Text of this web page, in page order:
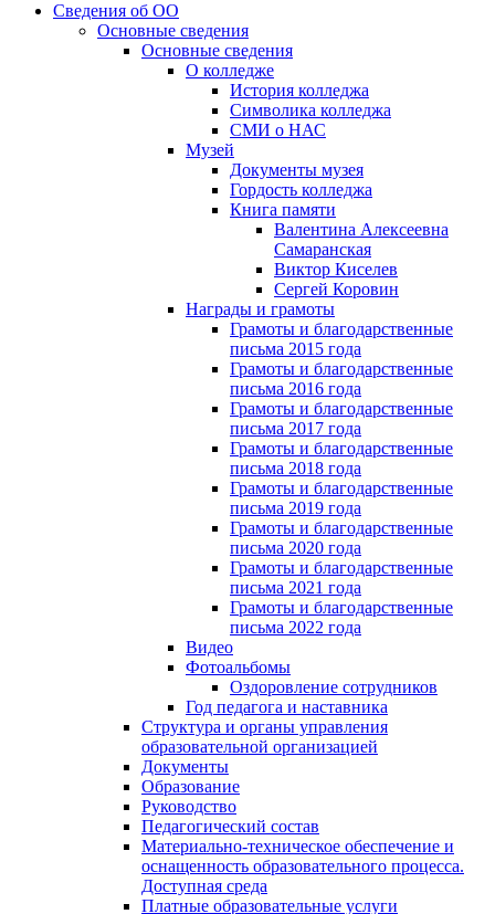
Сведения об ОО
Основные сведения
Основные сведения
О колледже
История колледжа
Символика колледжа
СМИ о НАС
Музей
Документы музея
Гордость колледжа
Книга памяти
Валентина Алексеевна
Самаранская
Виктор Киселев
Сергей Коровин
Награды и грамоты
Грамоты и благодарственные
письма 2015 года
Грамоты и благодарственные
письма 2016 года
Грамоты и благодарственные
письма 2017 года
Грамоты и благодарственные
письма 2018 года
Грамоты и благодарственные
письма 2019 года
Грамоты и благодарственные
письма 2020 года
Грамоты и благодарственные
письма 2021 года
Грамоты и благодарственные
письма 2022 года
Видео
Фотоальбомы
Оздоровление сотрудников
Год педагога и наставника
Структура и органы управления
образовательной организацией
Документы
Образование
Руководство
Педагогический состав
Материально-техническое обеспечение и
оснащенность образовательного процесса.
Доступная среда
Платные образовательные услуги